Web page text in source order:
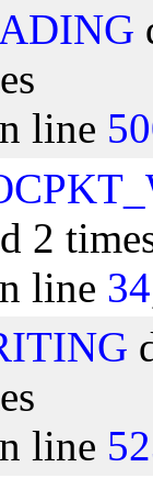
line
2
line 34
line